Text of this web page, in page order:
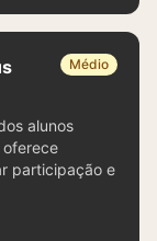
Médio
alunos
oferece
participação e